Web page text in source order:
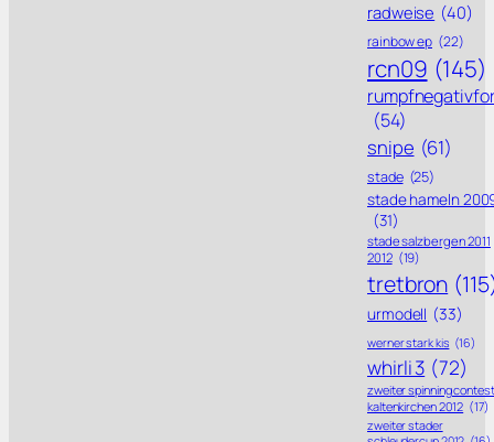
radweise (40)
rainbow ep (22)
rcn09 (145)
(54)
snipe (61)
stade (25)
stade hameln
(31)
stade salzbergen 2011
2012 (19)
tretbron
urmodell (33)
werner stark kis (16)
whirli 3 (72)
zweiter spinning contest
kaltenkirchen 2012 (17)
zweiter stader